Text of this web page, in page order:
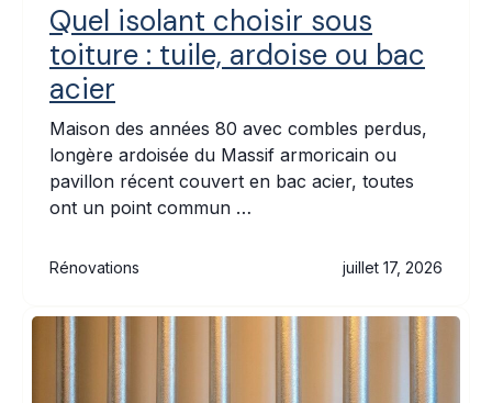
Quel isolant choisir sous
toiture : tuile, ardoise ou bac
acier
Maison des années 80 avec combles perdus,
longère ardoisée du Massif armoricain ou
pavillon récent couvert en bac acier, toutes
ont un point commun …
Rénovations juillet 17, 2026